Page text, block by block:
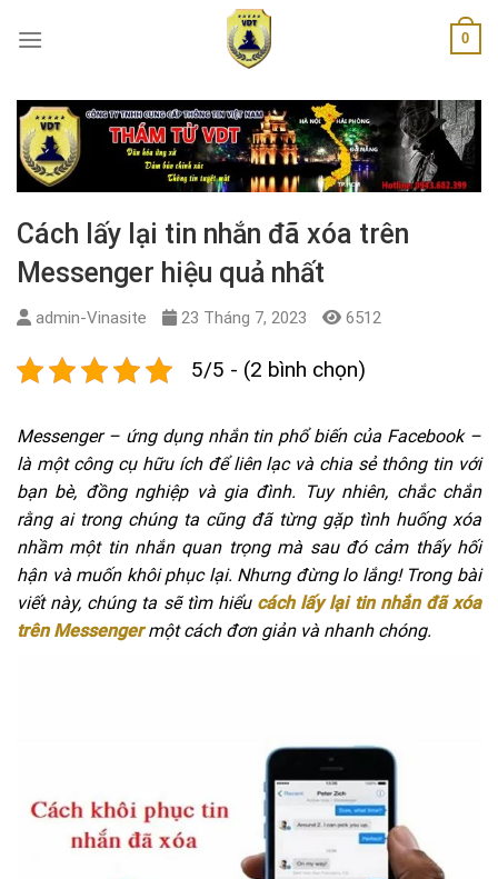
0
Cách lấy lại tin nhắn đã xóa trên
Messenger hiệu quả nhất
admin-Vinasite 23 Tháng 7, 2023 6512
5/5 - (2 bình chọn)
Messenger – ứng dụng nhắn tin phổ biến của Facebook –
là một công cụ hữu ích để liên lạc và chia sẻ thông tin với
bạn bè, đồng nghiệp và gia đình. Tuy nhiên, chắc chắn
rằng ai trong chúng ta cũng đã từng gặp tình huống xóa
nhầm một tin nhắn quan trọng mà sau đó cảm thấy hối
hận và muốn khôi phục lại. Nhưng đừng lo lắng! Trong bài
viết này, chúng ta sẽ tìm hiểu cách lấy lại tin nhắn đã xóa
trên Messengermột cách đơn giản và nhanh chóng.